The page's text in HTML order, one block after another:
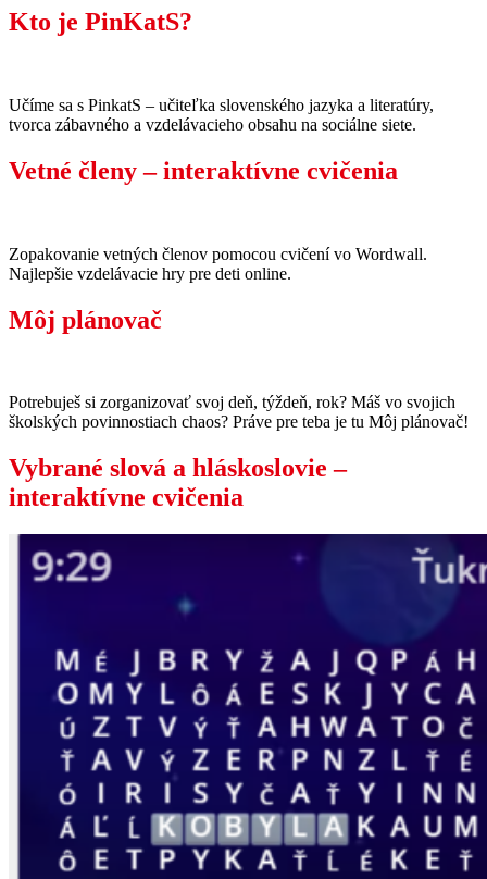
Kto je PinKatS?
Učíme sa s PinkatS – učiteľka slovenského jazyka a literatúry,
tvorca zábavného a vzdelávacieho obsahu na sociálne siete.
Vetné členy – interaktívne cvičenia
Zopakovanie vetných členov pomocou cvičení vo Wordwall.
Najlepšie vzdelávacie hry pre deti online.
Môj plánovač
Potrebuješ si zorganizovať svoj deň, týždeň, rok? Máš vo svojich
školských povinnostiach chaos? Práve pre teba je tu Môj plánovač!
Vybrané slová a hláskoslovie –
interaktívne cvičenia